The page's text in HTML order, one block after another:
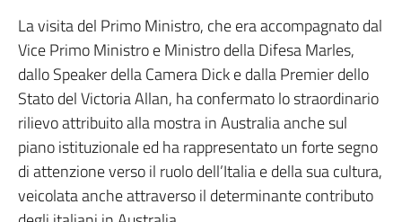
La visita del Primo Ministro, che era accompagnato dal
Vice Primo Ministro e Ministro della Difesa Marles,
dallo Speaker della Camera Dick e dalla Premier dello
Stato del Victoria Allan, ha confermato lo straordinario
rilievo attribuito alla mostra in Australia anche sul
piano istituzionale ed ha rappresentato un forte segno
di attenzione verso il ruolo dell’Italia e della sua cultura,
veicolata anche attraverso il determinante contributo